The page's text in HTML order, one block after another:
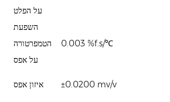
על הפלט
השפעת
הטמפרטורה
על אפס
0.003 %f.s/℃
איזון אפס ±0.0200 mv/v